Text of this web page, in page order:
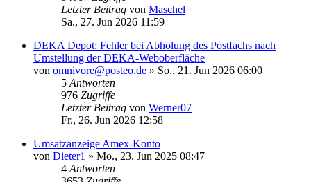
Letzter Beitrag von Maschel
Sa., 27. Jun 2026 11:59
DEKA Depot: Fehler bei Abholung des Postfachs nach
Umstellung der DEKA-Weboberfläche
von omnivore@posteo.de » So., 21. Jun 2026 06:00
5 Antworten
976 Zugriffe
Letzter Beitrag von Werner07
Fr., 26. Jun 2026 12:58
Umsatzanzeige Amex-Konto
von Dieter1 » Mo., 23. Jun 2025 08:47
4 Antworten